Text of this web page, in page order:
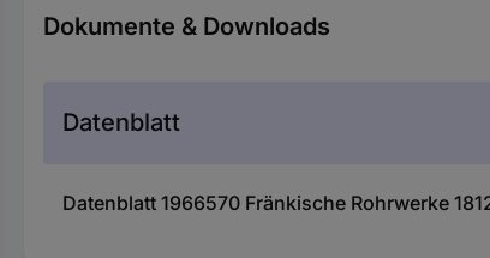
Dokumente & Downloads
Datenblatt
Datenblatt 1966570 Fränkische Rohrwerke